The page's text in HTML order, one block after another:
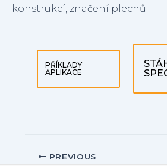
konstrukcí, značení plechů.
PŘÍKLADY
APLIKACE
Post PREVIOUS